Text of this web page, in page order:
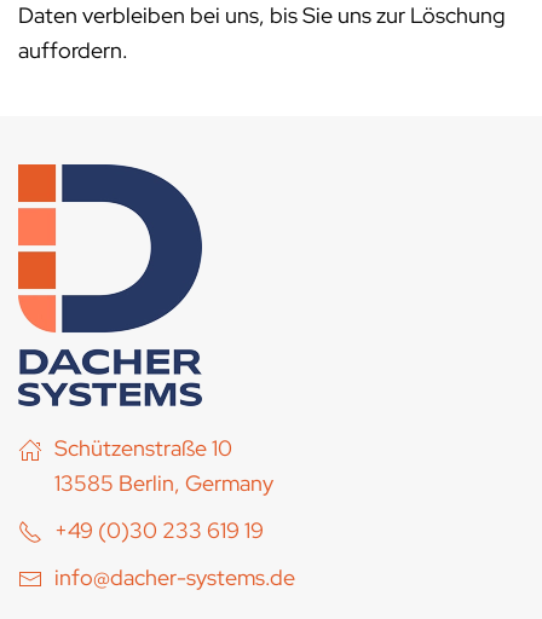
Daten verbleiben bei uns, bis Sie uns zur Löschung
auffordern.
Schützenstraße 10
13585 Berlin, Germany
+49 (0)30 233 619 19
info@dacher-systems.de